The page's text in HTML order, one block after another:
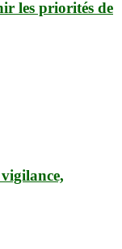
les priorités de